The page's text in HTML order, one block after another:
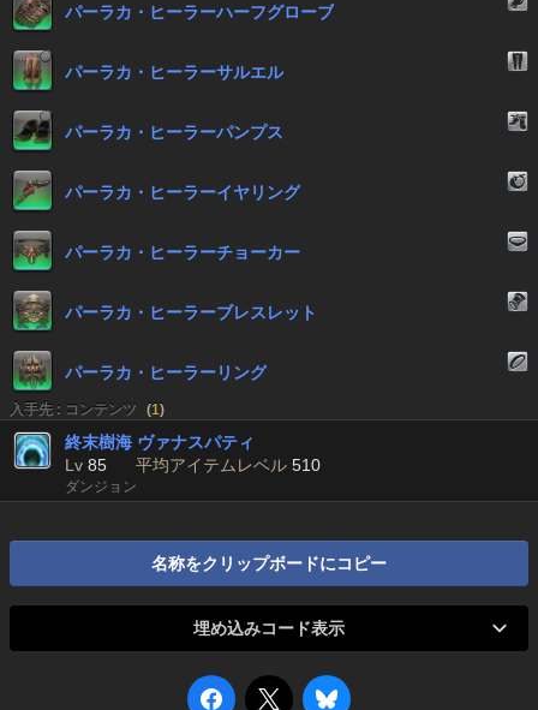
パーラカ・ヒーラーハーフグローブ
パーラカ・ヒーラーサルエル
パーラカ・ヒーラーパンプス
パーラカ・ヒーラーイヤリング
パーラカ・ヒーラーチョーカー
パーラカ・ヒーラーブレスレット
パーラカ・ヒーラーリング
入手先 : コンテンツ (1)
終末樹海 ヴァナスパティ
Lv 85 平均アイテムレベル 510
ダンジョン
名称をクリップボードにコピー
埋め込みコード表示